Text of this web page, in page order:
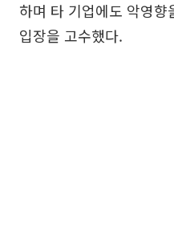
하며 타 기업에도 악영
입장을 고수했다.